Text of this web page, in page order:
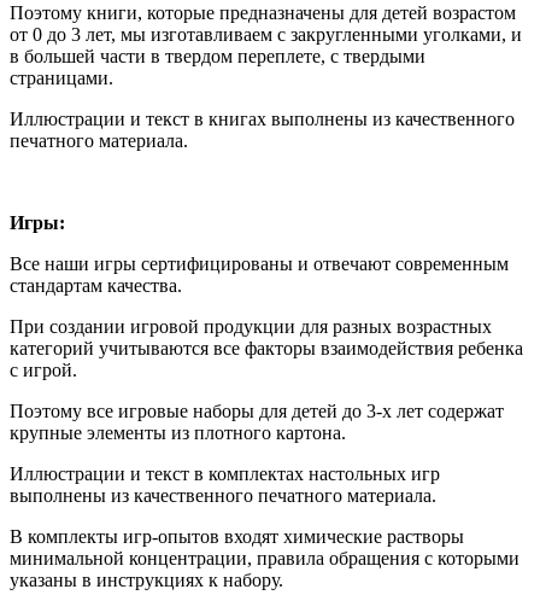
Поэтому книги, которые предназначены для детей возрастом
от 0 до 3 лет, мы изготавливаем с закругленными уголками, и
в большей части в твердом переплете, с твердыми
страницами.
Иллюстрации и текст в книгах выполнены из качественного
печатного материала.
Игры:
Все наши игры сертифицированы и отвечают современным
стандартам качества.
При создании игровой продукции для разных возрастных
категорий учитываются все факторы взаимодействия ребенка
с игрой.
Поэтому все игровые наборы для детей до 3-х лет содержат
крупные элементы из плотного картона.
Иллюстрации и текст в комплектах настольных игр
выполнены из качественного печатного материала.
В комплекты игр-опытов входят химические растворы
минимальной концентрации, правила обращения с которыми
указаны в инструкциях к набору.